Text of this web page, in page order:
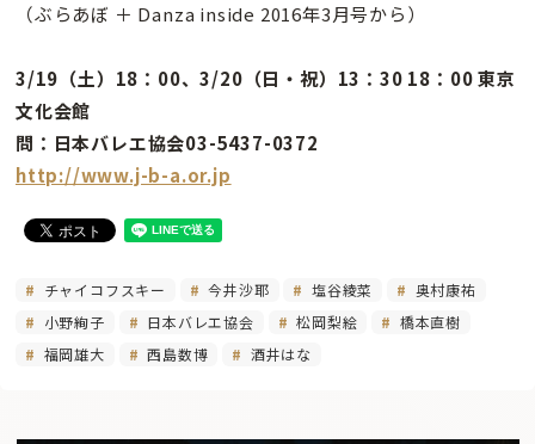
（ぶらあぼ ＋ Danza inside 2016年3月号から）
3/19（土）18：00、3/20（日・祝）13：30 18：00 東京
文化会館
問：日本バレエ協会03-5437-0372
http://www.j-b-a.or.jp
チャイコフスキー 今井沙耶 塩谷綾菜
奥村康祐
小野絢子
日本バレエ協会 松岡梨絵
橋本直樹
福岡雄大
西島数博 酒井はな